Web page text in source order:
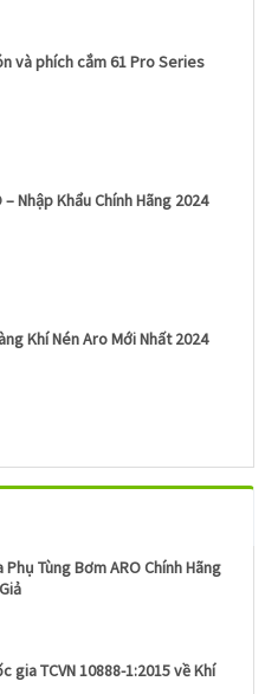
và phích cắm 61 Pro Series
Nhập Khẩu Chính Hãng 2024
Khí Nén Aro Mới Nhất 2024
Phụ Tùng Bơm ARO Chính Hãng
gia TCVN 10888-1:2015 về Khí